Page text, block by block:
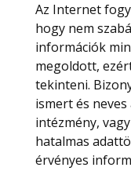
Az Internet
hogy nem
információk
megoldott,
tekinteni.
ismert és
intézmény,
hatalmas
érvényes